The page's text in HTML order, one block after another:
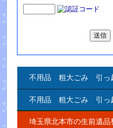
不用品 粗大ごみ 引っ
不用品 粗大ごみ 引っ
埼玉県北本市の生前遺品